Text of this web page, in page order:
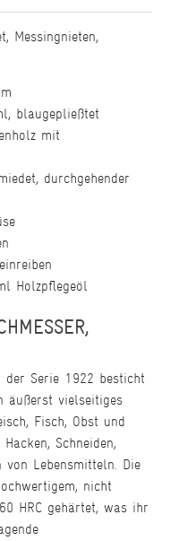
Messingnieten,
blaugepließtet
mit
durchgehender
Holzpflegeöl
der Serie 1922 besticht
äußerst vielseitiges
Fisch, Obst und
Schneiden,
von Lebensmitteln. Die
nicht
HRC gehärtet, was ihr